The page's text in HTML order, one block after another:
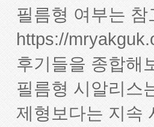
필름형 여부는
https://
후기들을 종합해
필름형 시알리스
제형보다는 지속